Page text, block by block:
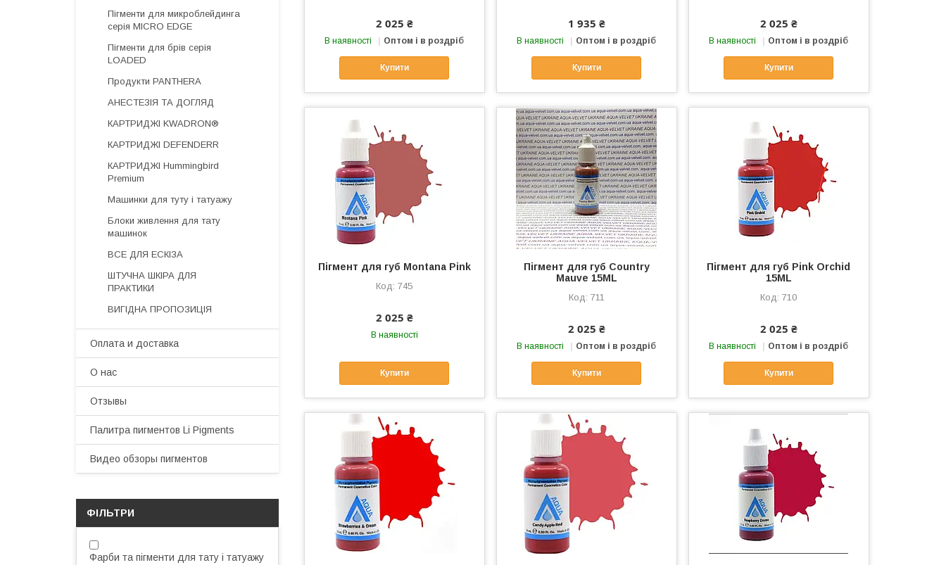
2 025 ₴
В наявності Оптом і в роздріб
Купити
1 935 ₴
В наявності Оптом і в роздріб
Купити
2 025 ₴
В наявності Оптом і в роздріб
Купити
Пігмент для губ Montana Pink
745
2 025 ₴
В наявності
Купити
Пігмент для губ Country
Mauve 15ML
711
2 025 ₴
В наявності Оптом і в роздріб
Купити
Пігмент для губ Pink Orchid
15ML
710
2 025 ₴
В наявності Оптом і в роздріб
Купити
Пігменти для микроблейдинга
серія MICRO EDGE
Пігменти для брів серія
LOADED
Продукти PANTHERA
АНЕСТЕЗІЯ ТА ДОГЛЯД
КАРТРИДЖІ KWADRON®
КАРТРИДЖІ DEFENDERR
КАРТРИДЖІ Hummingbird
Premium
Машинки для туту і татуажу
Блоки живлення для тату
машинок
ВСЕ ДЛЯ ЕСКІЗА
ШТУЧНА ШКІРА ДЛЯ
ПРАКТИКИ
ВИГІДНА ПРОПОЗИЦІЯ
Оплата и доставка
О нас
Отзывы
Палитра пигментов Li Pigments
Видео обзоры пигментов
ФІЛЬТРИ
Фарби та пігменти для тату і татуажу